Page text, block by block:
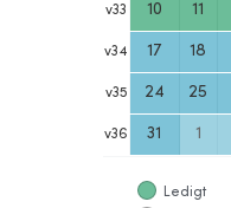
v33 10 11
v34 17 18
v35 24 25
v36 31 1
Ledigt